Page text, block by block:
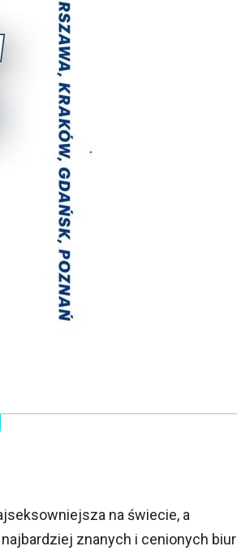
na świecie, a
znanych i cenionych biur